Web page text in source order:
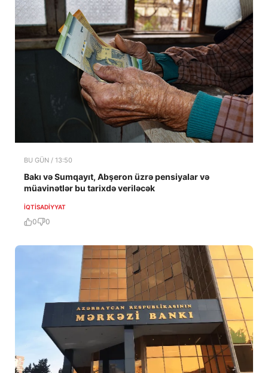
BU GÜN / 13:50
Bakı və Sumqayıt, Abşeron üzrə pensiyalar və
müavinətlər bu tarixdə veriləcək
İQTISADIYYAT
0 0